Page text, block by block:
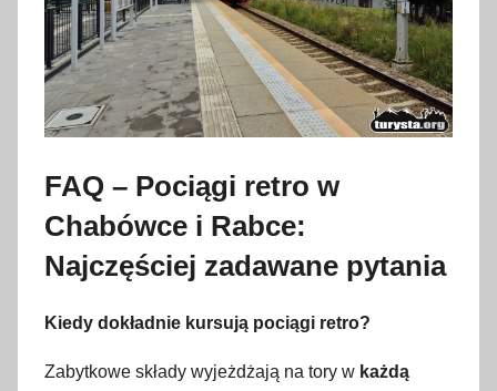
FAQ – Pociągi retro w
Chabówce i Rabce:
Najczęściej zadawane pytania
Kiedy dokładnie kursują pociągi retro?
Zabytkowe składy wyjeżdżają na tory w każdą